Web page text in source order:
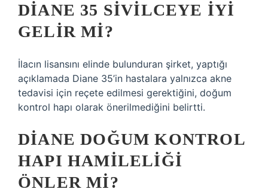
DIANE 35 SIVILCEYE IYI
GELIR MI?
İlacın lisansını elinde bulunduran şirket, yaptığı
açıklamada Diane 35’in hastalara yalnızca akne
tedavisi için reçete edilmesi gerektiğini, doğum
kontrol hapı olarak önerilmediğini belirtti.
DIANE DOĞUM KONTROL
HAPI HAMILELIĞI
ÖNLER MI?